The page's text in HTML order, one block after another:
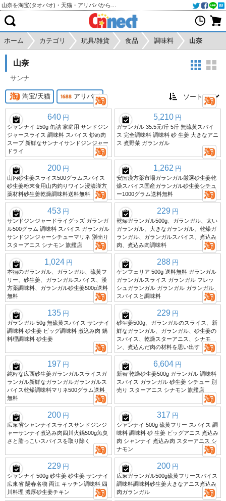
ホーム カテゴリ 玩具/雑貨 食品 調味料 山奈
山奈
サンナ
淘宝/天猫 アリババ
640 円
シャンナイ 150g 缶詰 家庭用 サンドジン
ジャースライス 調味料 スパイス 炒め肉
スープ 新鮮なサンナイサンドジンジャー
ドライ
5,210 円
ガランガル 35.5元/斤 5斤 無硫黄スパイ
ス 完全調味料 調味料 砂 生姜 大きなアニ
ス 煮野菜 ガランガル
200 円
山内砂生姜スライス500グラムスパイス
砂生姜粉末食用山内釣りワイン浸漬漢方
薬材料砂生姜乾燥調味料送料無料
1,262 円
安国漢方薬市場ガランガル厳選砂生姜乾
燥スパイス国産ガランガル砂生姜シチュ
ー1000グラム送料無料
453 円
サンドジンジャードライグッズ ガランガ
ル500グラム 調味料 スパイス ガランガル
サンドジンジャーシチューマリネ 別売り
スターアニス シナモン 旗艦店
229 円
乾燥ガランガル500g、ガランガル、太い
ガランガル、大きなガランガル、乾燥ガ
ランガル、ガランガルスパイス、煮込み
肉、煮込み肉調味料
1,024 円
本物のガランガル、ガランガル、硫黄フ
リー、砂生姜、ガランガルスパイス、漢
方薬調味料、ガランガル砂生姜500g送料
無料
288 円
ケンフェリア 500g 送料無料 ガランガル
ガランガルスライス ガランガル フレッ
シュガランガル ガランガル ガランガル
スパイスと調味料
135 円
ガランガル 50g 無硫黄スパイス サンナイ
調味料 砂生姜 ビッグ調味料 煮込み肉 鍋
料理調味料 砂生姜
229 円
砂生姜500g、ガランガルのスライス、新
鮮なガランガル、ガランガル、砂生姜の
スパイス、乾燥スターアニス、シナモ
ン、煮込んだ肉の材料を思い出す
197 円
純粋な広西砂生姜ガランガルスライスガ
ランガル新鮮なガランガルガランガルス
パイス乾燥調味料マリネ500グラム送料
無料
6,604 円
新着 乾燥砂生姜500g ガランガル 調味料
スパイス ガランガル 砂生姜 シチュー 別
売り スターアニス シナモン 旗艦店
200 円
広東省シャンナイスライスサンドジンジ
ャーサンナイ煮込み肉四川火鍋500g魚臭
さと脂っこいスパイスを取り除く
317 円
シャンナイ 500g 硫黄フリー スパイス 調
味料 調味料 砂 生姜 ビッグアニス 煮込み
肉 シャンナイ 煮込み肉 スターアニス シ
ナモン
229 円
シャンナイ 500g 砂生姜 砂生姜 サンナイ
広東省 陽春名物 両江 キッチン調味料 四
川料理 濃厚砂生姜チキン
200 円
広東ガランガル500g硫黄フリースパイス
調味料調味料砂生姜大きなアニス煮込み
肉ガランガル